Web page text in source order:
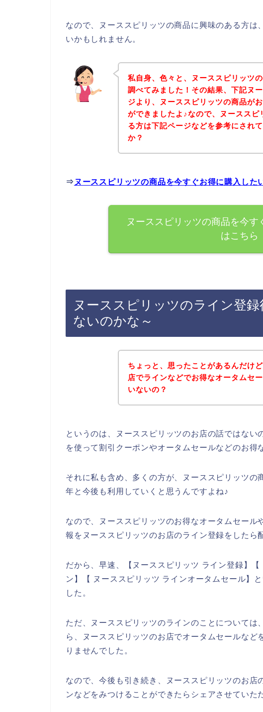
なので、ヌーススピリッツの商品に興味のある方は
いかもしれません。
私自身、色々と、ヌーススピリッツ
調べてみました！その結果、下記ヌ
ジより、ヌーススピリッツの商品が
ができましたよ♪なので、ヌーススピ
る方は下記ページなどを参考にされ
か？
⇒ ヌーススピリッツの商品を今すぐお得に購入した
ヌーススピリッツの商品を今
はこちら
ヌーススピリッツのライン登
ないのかな～
ちょっと、思ったことがあるんだけ
店でラインなどでお得なオータムセ
いないの？
というのは、ヌーススピリッツのお店の話ではない
を使って割引クーポンやオータムセールなどのお得
それに私も含め、多くの方が、ヌーススピリッツ
年と今後も利用していくと思うんですよね♪
なので、ヌーススピリッツのお得なオータムセール
報をヌーススピリッツのお店のライン登録をしたら
だから、早速、【ヌーススピリッツ ライン登録】
ン】【 ヌーススピリッツ ラインオータムセール】
した。
ただ、ヌーススピリッツのラインのことについては
ら、ヌーススピリッツのお店でオータムセールなど
りませんでした。
なので、今後も引き続き、ヌーススピリッツのお店
ンなどをみつけることができたらシェアさせていた